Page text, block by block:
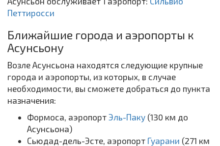
Петтиросси
Ближайшие города и аэропорты к
Асунсьону
Возле Асунсьона находятся следующие крупные
города и аэропорты, из которых, в случае
необходимости, вы сможете добраться до пункта
назначения:
Формоса, аэропорт Эль-Паку (130 км до
Асунсьона)
Сьюдад-дель-Эсте, аэропорт Гуарани (271 км